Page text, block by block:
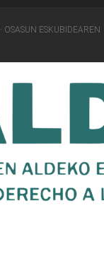
OSASUN ESKUBIDEAREN